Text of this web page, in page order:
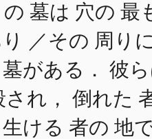
墓は 穴の 最
／その 周り
がある． 彼
され， 倒れた
ける 者の 地